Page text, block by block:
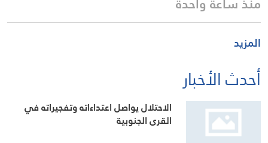
المزيد
أحدث الأخبار
الاحتلال يواصل اعتداءاته وتفجيراته في
القرى الجنوبية